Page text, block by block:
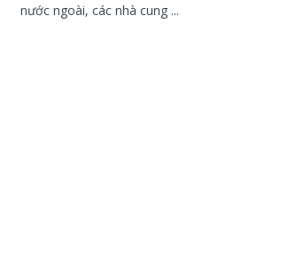
nước ngoài, các nhà cung ...